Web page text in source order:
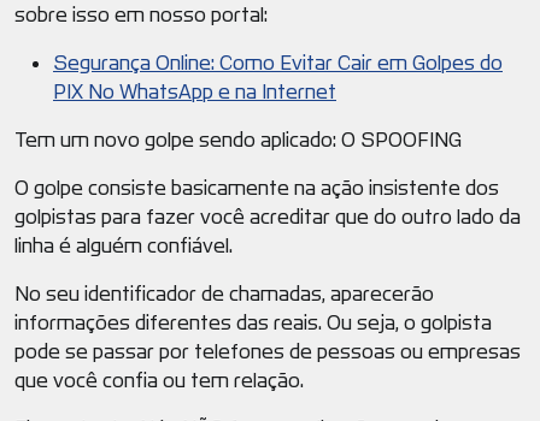
sobre isso em nosso portal:
Segurança Online: Como Evitar Cair em Golpes do
PIX No WhatsApp e na Internet
Tem um novo golpe sendo aplicado: O SPOOFING
O golpe consiste basicamente na ação insistente dos
golpistas para fazer você acreditar que do outro lado da
linha é alguém confiável.
No seu identificador de chamadas, aparecerão
informações diferentes das reais. Ou seja, o golpista
pode se passar por telefones de pessoas ou empresas
que você confia ou tem relação.